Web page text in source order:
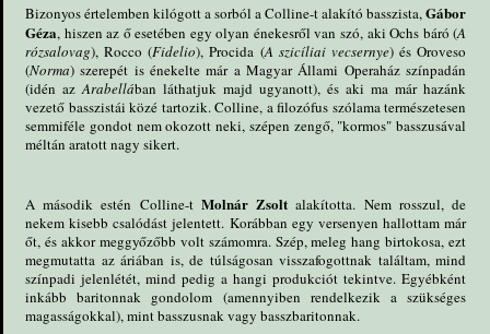
Bizonyos értelemben kilógott a sorból a Colline-t alakító basszista,Gábor
Géza, hiszen az ő esetében egy olyan énekesről van szó, aki Ochs báró (A
rózsalovag), Rocco (Fidelio), Procida (A szicíliai vecsernye) és Oroveso
(Norma) szerepét is énekelte már a Magyar Állami Operaház színpadán
(idén azArabellában láthatjuk majd ugyanott), és aki ma már hazánk
vezető basszistái közé tartozik. Colline, a filozófus szólama természetesen
semmiféle gondot nem okozott neki, szépen zengő, "kormos" basszusával
méltán aratott nagy sikert.
A második estén Colline-t Molnár Zsolt alakította. Nem rosszul, de
nekem kisebb csalódást jelentett. Korábban egy versenyen hallottam már
őt, és akkor meggyőzőbb volt számomra. Szép, meleg hang birtokosa, ezt
megmutatta az áriában is, de túlságosan visszafogottnak találtam, mind
színpadi jelenlétét, mind pedig a hangi produkciót tekintve. Egyébként
inkább baritonnak gondolom (amennyiben rendelkezik a szükséges
magasságokkal), mint basszusnak vagy basszbaritonnak.